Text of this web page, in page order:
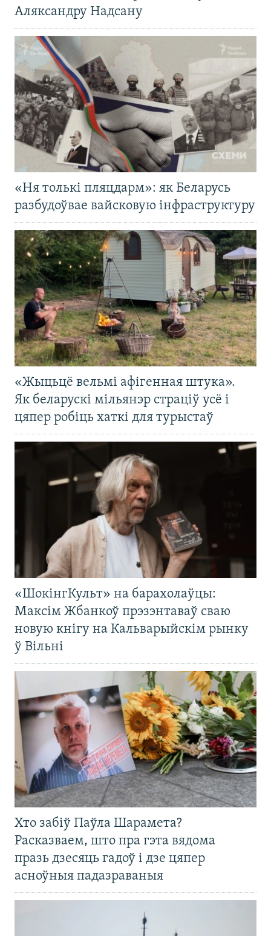
Аляксандру Надсану
«Ня толькі пляцдарм»: як Беларусь
разбудоўвае вайсковую інфраструктуру
«Жыцьцё вельмі афігенная штука».
Як беларускі мільянэр страціў усё і
цяпер робіць хаткі для турыстаў
«ШокінгКульт» на барахолаўцы:
Максім Жбанкоў прэзэнтаваў сваю
новую кнігу на Кальварыйскім рынку
ў Вільні
Хто забіў Паўла Шарамета?
Расказваем, што пра гэта вядома
празь дзесяць гадоў і дзе цяпер
асноўныя падазраваныя